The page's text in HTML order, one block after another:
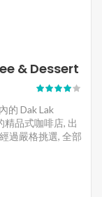
& Dessert
的 Dak Lak
品式咖啡店, 出
過嚴格挑選, 全部